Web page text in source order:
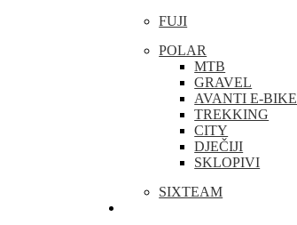
FUJI
POLAR
MTB
GRAVEL
AVANTI E-BIKE
TREKKING
CITY
DJEČIJI
SKLOPIVI
SIXTEAM